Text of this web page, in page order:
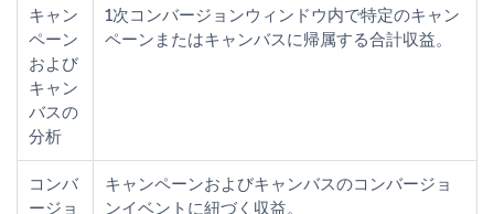
キャン
ペーン
および
キャン
バスの
分析
1次コンバージョンウィンドウ内で特定のキャン
ペーンまたはキャンバスに帰属する合計収益。
コンバ
ージョ
キャンペーンおよびキャンバスのコンバージョ
ンイベントに紐づく収益。